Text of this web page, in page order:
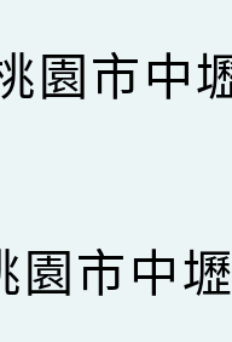
園市中
園市中